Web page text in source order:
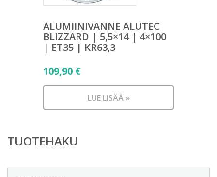
ALUMIINIVANNE ALUTEC
BLIZZARD | 5,5×14 | 4×100
| ET35 | KR63,3
109,90 €
LUE LISÄÄ »
TUOTEHAKU